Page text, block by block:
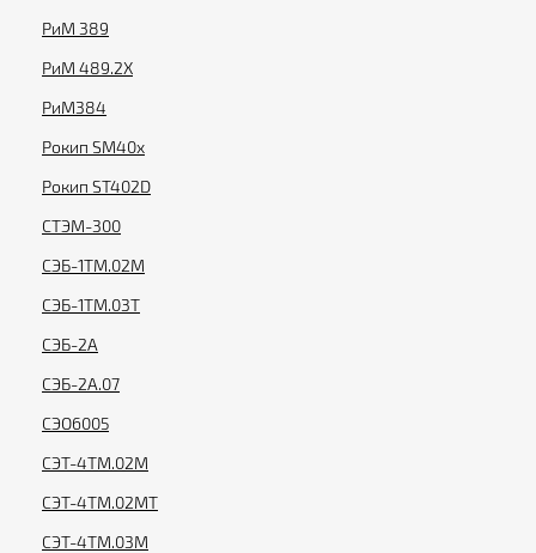
РиМ 389
РиМ 489.2X
РиМ384
Рокип SM40x
Рокип ST402D
СТЭМ-300
СЭБ-1ТМ.02М
СЭБ-1ТМ.03Т
СЭБ-2А
СЭБ-2А.07
СЭО6005
СЭТ-4ТМ.02М
СЭТ-4ТМ.02МТ
СЭТ-4ТМ.03М